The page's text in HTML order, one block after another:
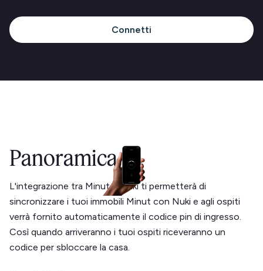
Connetti
Panoramica
L'integrazione tra Minut e Nuki ti permetterà di
sincronizzare i tuoi immobili Minut con Nuki e agli ospiti
verrà fornito automaticamente il codice pin di ingresso.
Così quando arriveranno i tuoi ospiti riceveranno un
codice per sbloccare la casa.